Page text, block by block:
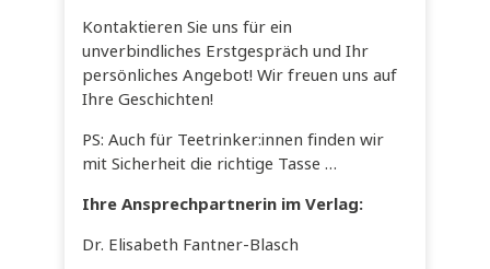
Kontaktieren Sie uns für ein
unverbindliches Erstgespräch und Ihr
persönliches Angebot! Wir freuen uns auf
Ihre Geschichten!
PS: Auch für Teetrinker:innen finden wir
mit Sicherheit die richtige Tasse …
Ihre Ansprechpartnerin im Verlag:
Dr. Elisabeth Fantner-Blasch